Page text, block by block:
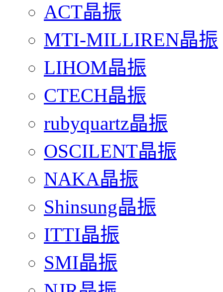
ACT晶振
MTI-MILLIREN晶振
LIHOM晶振
CTECH晶振
rubyquartz晶振
OSCILENT晶振
NAKA晶振
Shinsung晶振
ITTI晶振
SMI晶振